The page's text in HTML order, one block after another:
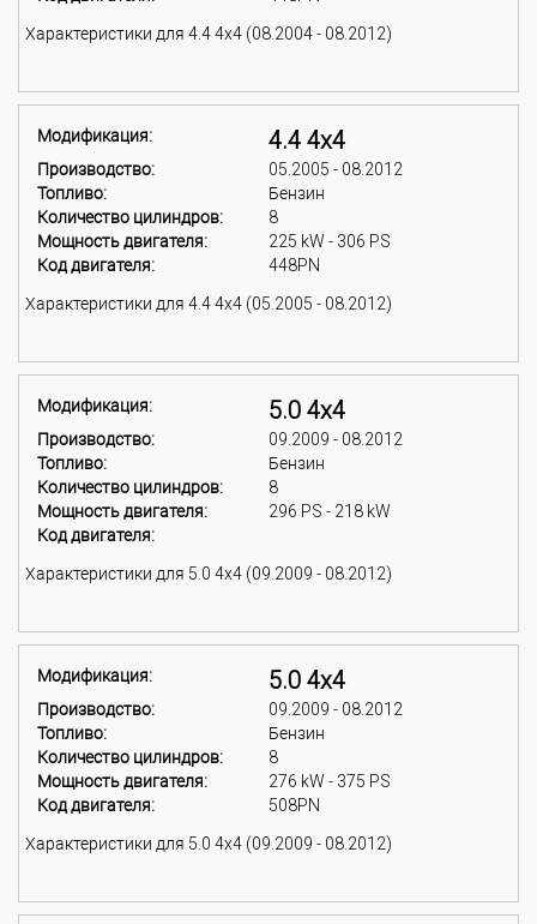
Характеристики для 4.4 4x4 (08.2004 - 08.2012)
Модификация: 4.4 4x4
Производство:
05.2005 - 08.2012
Топливо:
Бензин
Количество цилиндров:
8
Мощность двигателя:
225 kW - 306 PS
Код двигателя:
448PN
Характеристики для 4.4 4x4 (05.2005 - 08.2012)
Модификация: 5.0 4x4
Производство:
09.2009 - 08.2012
Топливо:
Бензин
Количество цилиндров:
8
Мощность двигателя:
296 PS - 218 kW
Код двигателя:
Характеристики для 5.0 4x4 (09.2009 - 08.2012)
Модификация: 5.0 4x4
Производство:
09.2009 - 08.2012
Топливо:
Бензин
Количество цилиндров:
8
Мощность двигателя:
276 kW - 375 PS
Код двигателя:
508PN
Характеристики для 5.0 4x4 (09.2009 - 08.2012)